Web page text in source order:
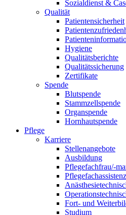
Sozialdienst &
Qualität
Patientensicherheit
Hygiene
Qualitätsberichte
Qualitätssicherung
Zertifikate
Spende
Blutspende
Stammzellspende
Organspende
Hornhautspende
Pflege
Karriere
Stellenangebote
Ausbildung
Pflegefachfrau/-
Pflegefachassistenz
Fort- und
Studium